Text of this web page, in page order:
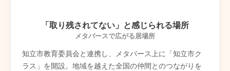
「取り残されてない」と感じられる場所
メタバースで広がる居場所
知立市教育委員会と連携し、メタバース上に「知立市ク
ラス」を開設。地域を越えた全国の仲間とのつながりを